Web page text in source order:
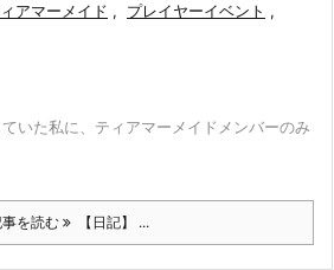
アマーメイド , プレイヤーイベント ,
いた私に、ティアマーメイドメンバーのみ
を読む 【日記】 ...